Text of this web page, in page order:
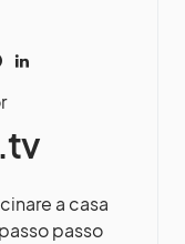
a casa
passo